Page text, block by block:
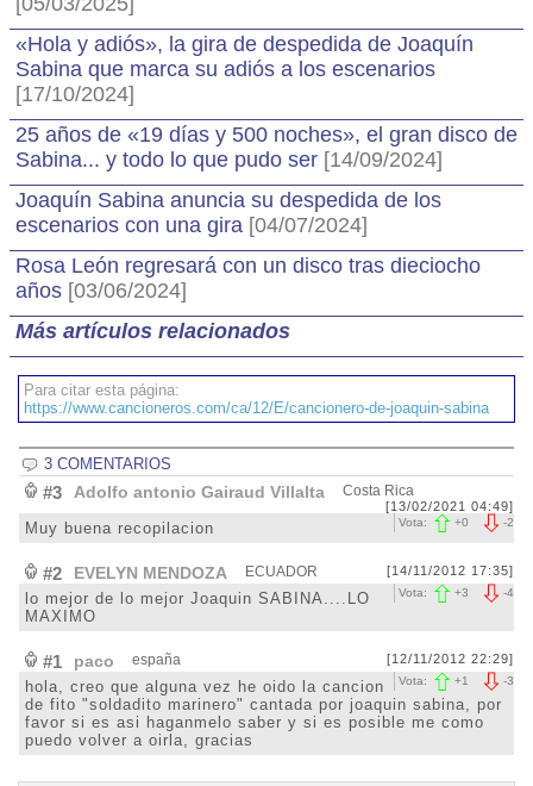
«Hola y adiós», la gira de despedida de Joaquín
Sabina que marca su adiós a los escenarios
[17/10/2024]
25 años de «19 días y 500 noches», el gran disco de
Sabina... y todo lo que pudo ser [14/09/2024]
Joaquín Sabina anuncia su despedida de los
escenarios con una gira [04/07/2024]
Rosa León regresará con un disco tras dieciocho
años [03/06/2024]
Más artículos relacionados
Para citar esta página:
https://www.cancioneros.com/ca/12/E/cancionero-de-joaquin-sabina
3 COMENTARIOS
#3 Adolfo antonio Gairaud Villalta Costa Rica
[13/02/2021 04:49]
-2
Vota: +0
Muy buena recopilacion
#2 EVELYN MENDOZA ECUADOR [14/11/2012 17:35]
-4
Vota: +3
lo mejor de lo mejor Joaquin SABINA....LO
MAXIMO
#1 paco españa [12/11/2012 22:29]
-3
Vota: +1
hola, creo que alguna vez he oido la cancion
de fito "soldadito marinero" cantada por joaquin sabina, por
favor si es asi haganmelo saber y si es posible me como
puedo volver a oirla, gracias